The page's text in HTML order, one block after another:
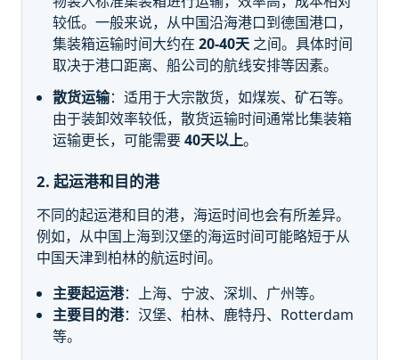
较低。一般来说，从中国沿海港口到德国港口，
集装箱运输时间大约在20-40天 之间。具体时间
取决于港口距离、船公司的航线安排等因素。
散货运输：适用于大宗散货，如煤炭、矿石等。
由于装卸效率较低，散货运输时间通常比集装箱
运输更长，可能需要40天以上。
2. 起运港和目的港
不同的起运港和目的港，海运时间也会有所差异。
例如，从中国上海到汉堡的海运时间可能略短于从
中国天津到柏林的航运时间。
主要起运港：上海、宁波、深圳、广州等。
主要目的港：汉堡、柏林、鹿特丹、Rotterdam
等。